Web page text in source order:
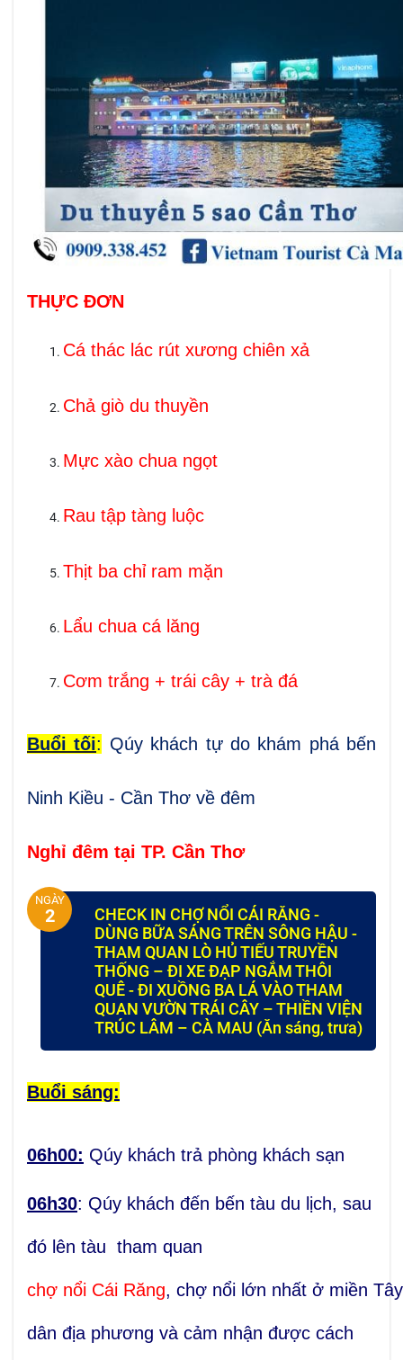
THỰC ĐƠN
Cá thác lác rút xương chiên xả
Chả giò du thuyền
Mực xào chua ngọt
Rau tập tàng luộc
Thịt ba chỉ ram mặn
Lẩu chua cá lăng
Cơm trắng + trái cây + trà đá
Buổi tối: Qúy khách tự do khám phá bến
Ninh Kiều - Cần Thơ về đêm
Nghỉ đêm tại TP. Cần Thơ
NGÀY
2
CHECK IN CHỢ NỔI CÁI RĂNG -
DÙNG BỮA SÁNG TRÊN SÔNG HẬU -
THAM QUAN LÒ HỦ TIẾU TRUYỀN
THỐNG – ĐI XE ĐẠP NGẮM THÔI
QUÊ - ĐI XUỒNG BA LÁ VÀO THAM
QUAN VƯỜN TRÁI CÂY – THIỀN VIỆN
TRÚC LÂM – CÀ MAU (Ăn sáng, trưa)
Buổi sáng:
06h00: Qúy khách trả phòng khách sạn
06h30: Qúy khách đến bến tàu du lịch, sau
đó lên tàu tham quan
chợ nổi Cái Răng, chợ nổi lớn nhất ở miền
dân địa phương và cảm nhận được cách